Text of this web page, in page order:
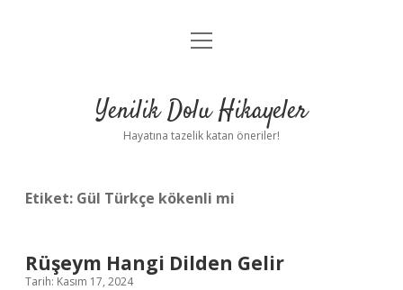
Anasayfa
Yasal Uyarı
menüyü
Yenilik Dolu Hikayeler
Hayatına tazelik katan öneriler!
Etiket: Gül Türkçe kökenli mi
Rüşeym Hangi Dilden Gelir
Tarih: Kasım 17, 2024